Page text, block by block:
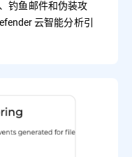
钓鱼邮件和伪装攻
云智能分析引